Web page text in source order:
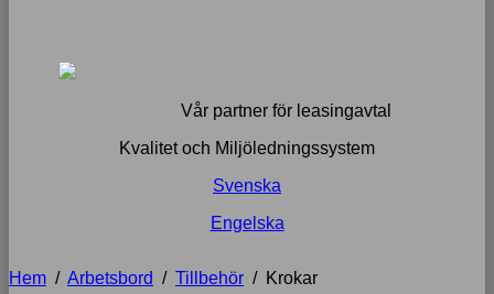
Vår partner för leasingavtal
Kvalitet och Miljöledningssystem
Svenska
Engelska
Hem / Arbetsbord / Tillbehör / Krokar